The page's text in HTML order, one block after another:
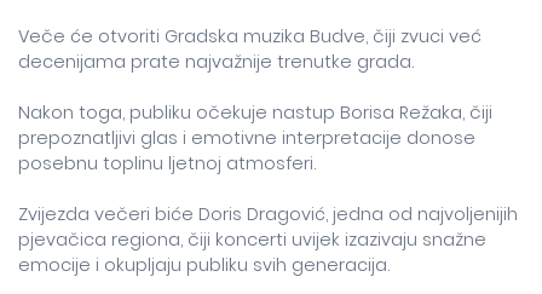
Veče će otvoriti Gradska muzika Budve, čiji zvuci već
decenijama prate najvažnije trenutke grada.
Nakon toga, publiku očekuje nastup Borisa Režaka, čiji
prepoznatljivi glas i emotivne interpretacije donose
posebnu toplinu ljetnoj atmosferi.
Zvijezda večeri biće Doris Dragović, jedna od najvoljenijih
pjevačica regiona, čiji koncerti uvijek izazivaju snažne
emocije i okupljaju publiku svih generacija.